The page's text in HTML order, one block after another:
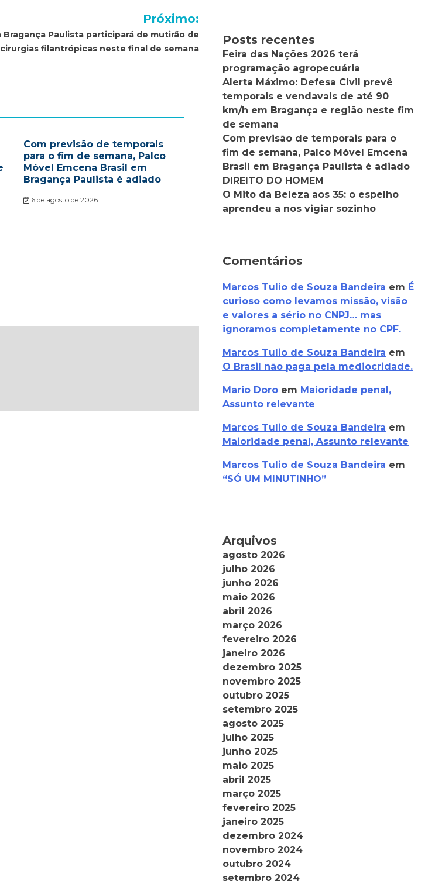
Próximo:
Bragança Paulista participará de mutirão de
cirurgias filantrópicas neste final de semana
Com previsão de temporais
para o fim de semana, Palco
Móvel Emcena Brasil em
Bragança Paulista é adiado
6 de agosto de 2026
Posts recentes
Feira das Nações 2026 terá
programação agropecuária
Alerta Máximo: Defesa Civil prevê
temporais e vendavais de até 90
km/h em Bragança e região neste fim
de semana
Com previsão de temporais para o
fim de semana, Palco Móvel Emcena
Brasil em Bragança Paulista é adiado
DIREITO DO HOMEM
O Mito da Beleza aos 35: o espelho
aprendeu a nos vigiar sozinho
Comentários
Marcos Tulio de Souza Bandeira em É
curioso como levamos missão, visão
e valores a sério no CNPJ… mas
ignoramos completamente no CPF.
Marcos Tulio de Souza Bandeira em
O Brasil não paga pela mediocridade.
Mario Doro em Maioridade penal,
Assunto relevante
Marcos Tulio de Souza Bandeira em
Maioridade penal, Assunto relevante
Marcos Tulio de Souza Bandeira em
“SÓ UM MINUTINHO”
Arquivos
agosto 2026
julho 2026
junho 2026
maio 2026
abril 2026
março 2026
fevereiro 2026
janeiro 2026
dezembro 2025
novembro 2025
outubro 2025
setembro 2025
agosto 2025
julho 2025
junho 2025
maio 2025
abril 2025
março 2025
fevereiro 2025
janeiro 2025
dezembro 2024
novembro 2024
outubro 2024
setembro 2024